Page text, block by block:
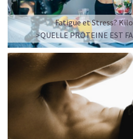
Fatigue et Stress?
>QUELLE PROTEINE EST